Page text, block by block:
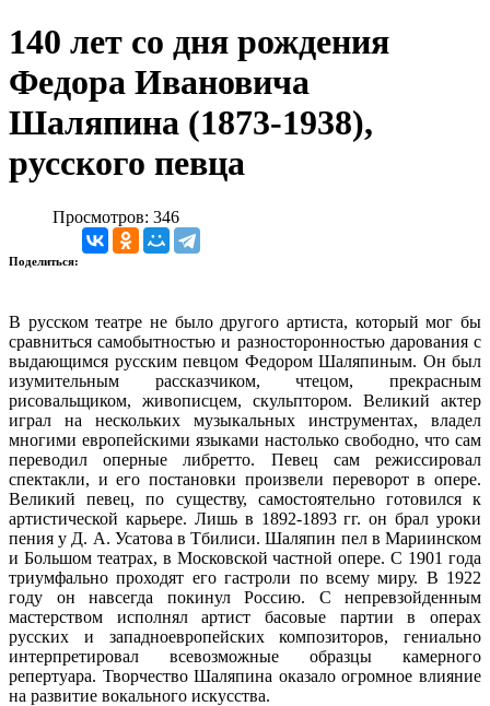
140 лет со дня рождения
Федора Ивановича
Шаляпина (1873-1938),
русского певца
Просмотров: 346
Поделиться:
В русском театре не было другого артиста, который мог бы
сравниться самобытностью и разносторонностью дарования с
выдающимся русским певцом Федором Шаляпиным. Он был
изумительным рассказчиком, чтецом, прекрасным
рисовальщиком, живописцем, скульптором. Великий актер
играл на нескольких музыкальных инструментах, владел
многими европейскими языками настолько свободно, что сам
переводил оперные либретто. Певец сам режиссировал
спектакли, и его постановки произвели переворот в опере.
Великий певец, по существу, самостоятельно готовился к
артистической карьере. Лишь в 1892-1893 гг. он брал уроки
пения у Д. А. Усатова в Тбилиси. Шаляпин пел в Мариинском
и Большом театрах, в Московской частной опере. С 1901 года
триумфально проходят его гастроли по всему миру. В 1922
году он навсегда покинул Россию. С непревзойденным
мастерством исполнял артист басовые партии в операх
русских и западноевропейских композиторов, гениально
интерпретировал всевозможные образцы камерного
репертуара. Творчество Шаляпина оказало огромное влияние
на развитие вокального искусства.